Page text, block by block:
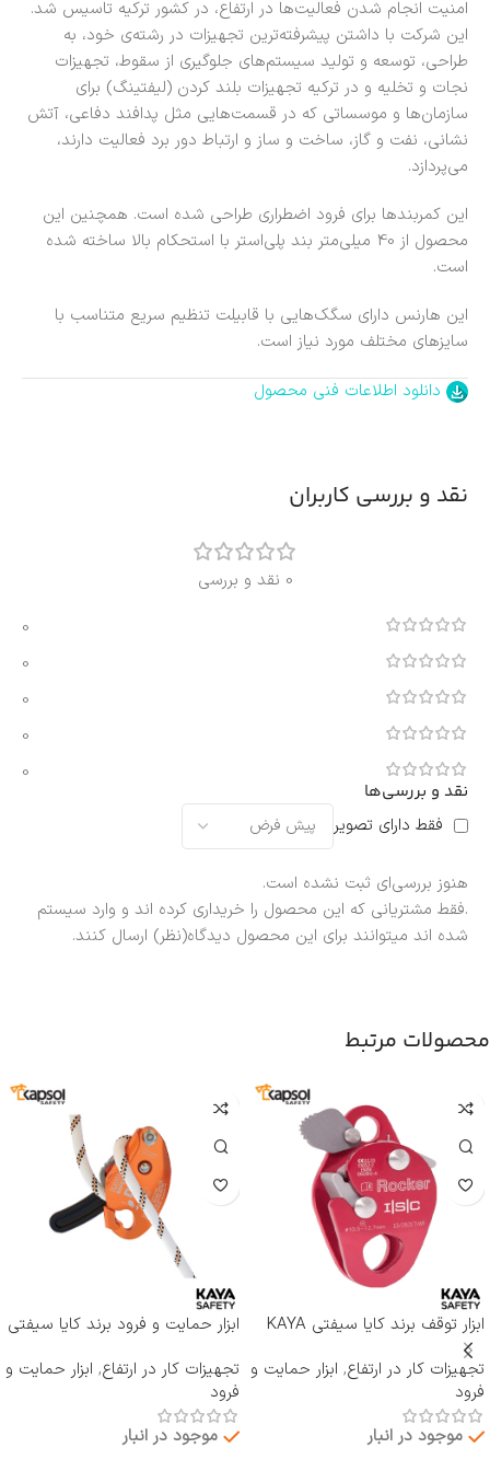
امنیت انجام شدن فعالیت‌ها در ارتفاع، در کشور ترکیه تاسیس شد.
این شرکت با داشتن پیشرفته‌ترین تجهیزات در رشته‌ی خود، به
طراحی، توسعه و تولید سیستم‌های جلوگیری از سقوط، تجهیزات
نجات و تخلیه و در ترکیه تجهیزات بلند کردن (لیفتینگ) برای
سازمان‌ها و موسساتی که در قسمت‌هایی مثل پدافند دفاعی، آتش
نشانی، نفت و گاز، ساخت و ساز و ارتباط دور برد فعالیت دارند،
می‌پردازد.
این کمربندها برای فرود اضطراری طراحی شده است. همچنین این
محصول از 40 میلی‌متر بند پلی‌استر با استحکام بالا ساخته شده
است.
این هارنس دارای سگک‌هایی با قابیلت تنظیم سریع متناسب با
سایزهای مختلف مورد نیاز است.
دانلود اطلاعات فنی محصول
نقد و بررسی کاربران
0 نقد و بررسی
0
0
0
0
0
نقد و بررسی‌ها
فقط دارای تصویر
هنوز بررسی‌ای ثبت نشده است.
.فقط مشتریانی که این محصول را خریداری کرده اند و وارد سیستم
شده اند میتوانند برای این محصول دیدگاه(نظر) ارسال کنند.
محصولات مرتبط
ابزار توقف برند کایا سیفتی KAYA
SAFETY مدل RP-500 ROCKER
تجهیزات کار در ارتفاع, ابزار حمایت و
فرود
موجود در انبار
ابزار حمایت و فرود برند کایا سیفتی
تجهیزات کار در ارتفاع, ابزار حمایت و
فرود
موجود در انبار